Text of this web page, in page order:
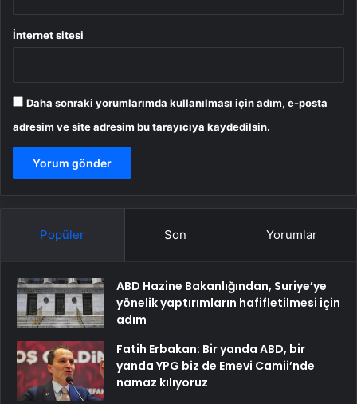
İnternet sitesi
Daha sonraki yorumlarımda kullanılması için adım, e-posta
adresim ve site adresim bu tarayıcıya kaydedilsin.
Popüler Son Yorumlar
ABD Hazine Bakanlığından, Suriye’ye
yönelik yaptırımların hafifletilmesi için
adım
Fatih Erbakan: Bir yanda ABD, bir
yanda YPG biz de Emevi Camii’nde
namaz kılıyoruz